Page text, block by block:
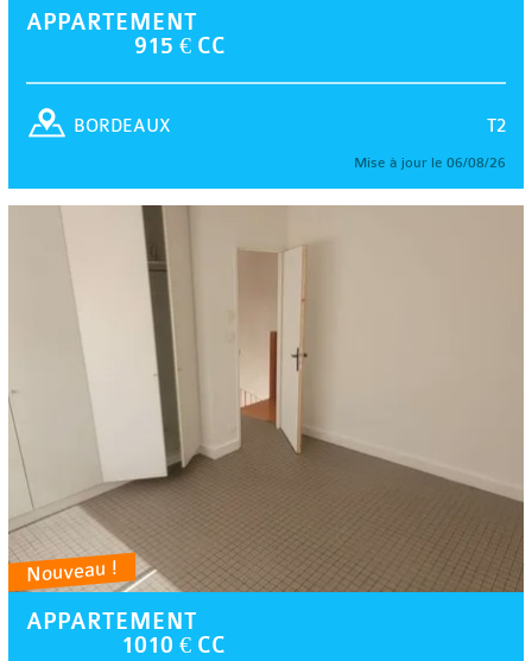
APPARTEMENT
915 € CC
T2
BORDEAUX
Mise à jour le 06/08/26
Nouveau !
APPARTEMENT
1010 € CC